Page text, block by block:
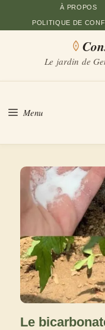
au
À PROPOS
POLITIQUE DE
Le jardin de
Menu
Le